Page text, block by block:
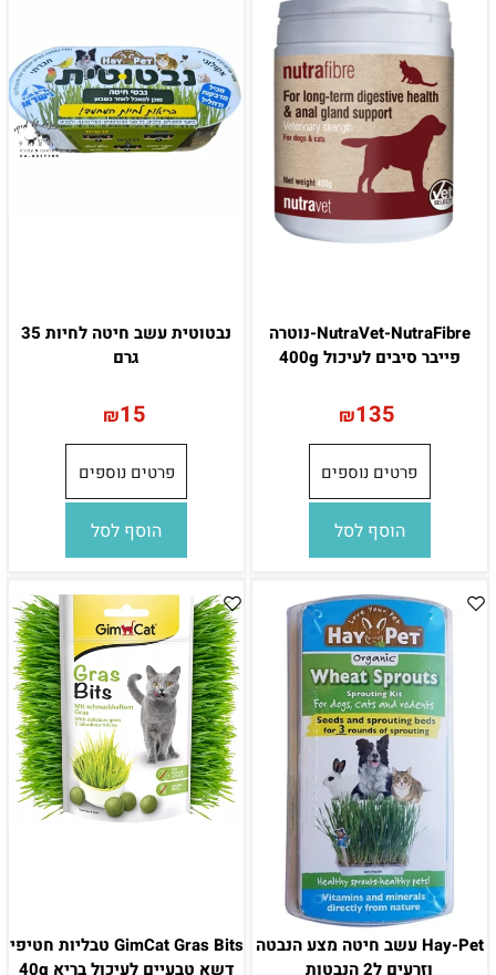
NutraVet-NutraFibre-נוטרה
פייבר סיבים לעיכול 400g
₪135
פרטים נוספים
הוסף לסל
נבטוטית עשב חיטה לחיות 35
גרם
₪15
פרטים נוספים
הוסף לסל
Hay-Pet עשב חיטה מצע הנבטה
וזרעים ל2 הנבטות
GimCat Gras Bits טבליות חטיפי
דשא טבעיים לעיכול בריא 40g